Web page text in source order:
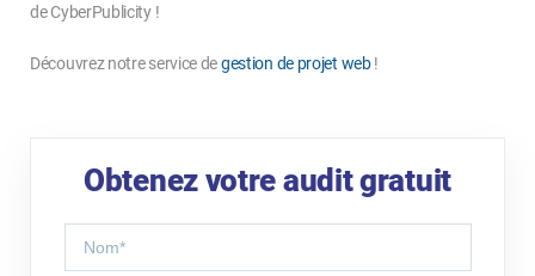
de CyberPublicity !
Découvrez notre service degestion de projet web!
Obtenez votre audit gratuit